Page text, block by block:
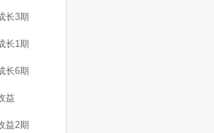
长3期
长1期
长6期
益
益2期